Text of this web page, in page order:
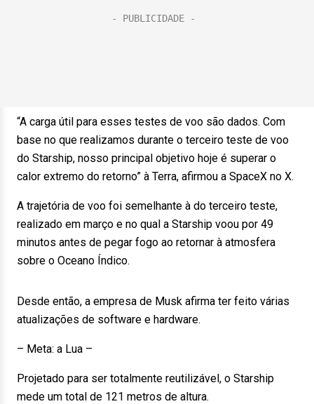
“A carga útil para esses testes de voo são dados. Com
base no que realizamos durante o terceiro teste de voo
do Starship, nosso principal objetivo hoje é superar o
calor extremo do retorno” à Terra, afirmou a SpaceX no X.
A trajetória de voo foi semelhante à do terceiro teste,
realizado em março e no qual a Starship voou por 49
minutos antes de pegar fogo ao retornar à atmosfera
sobre o Oceano Índico.
Desde então, a empresa de Musk afirma ter feito várias
atualizações de software e hardware.
– Meta: a Lua –
Projetado para ser totalmente reutilizável, o Starship
mede um total de 121 metros de altura.